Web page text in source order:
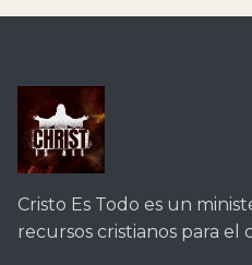
Cristo Es Todo es un
recursos cristianos para el